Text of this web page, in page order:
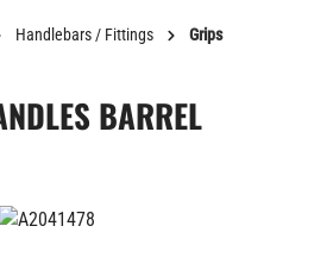
Handlebars / Fittings Grips
BARREL